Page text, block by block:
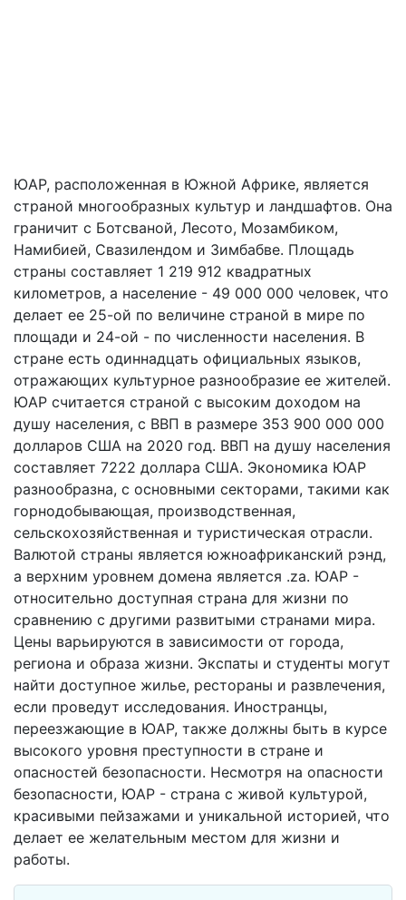
ЮАР, расположенная в Южной Африке, является
страной многообразных культур и ландшафтов. Она
граничит с Ботсваной, Лесото, Мозамбиком,
Намибией, Свазилендом и Зимбабве. Площадь
страны составляет 1 219 912 квадратных
километров, а население - 49 000 000 человек, что
делает ее 25-ой по величине страной в мире по
площади и 24-ой - по численности населения. В
стране есть одиннадцать официальных языков,
отражающих культурное разнообразие ее жителей.
ЮАР считается страной с высоким доходом на
душу населения, с ВВП в размере 353 900 000 000
долларов США на 2020 год. ВВП на душу населения
составляет 7222 доллара США. Экономика ЮАР
разнообразна, с основными секторами, такими как
горнодобывающая, производственная,
сельскохозяйственная и туристическая отрасли.
Валютой страны является южноафриканский рэнд,
а верхним уровнем домена является .za. ЮАР -
относительно доступная страна для жизни по
сравнению с другими развитыми странами мира.
Цены варьируются в зависимости от города,
региона и образа жизни. Экспаты и студенты могут
найти доступное жилье, рестораны и развлечения,
если проведут исследования. Иностранцы,
переезжающие в ЮАР, также должны быть в курсе
высокого уровня преступности в стране и
опасностей безопасности. Несмотря на опасности
безопасности, ЮАР - страна с живой культурой,
красивыми пейзажами и уникальной историей, что
делает ее желательным местом для жизни и
работы.